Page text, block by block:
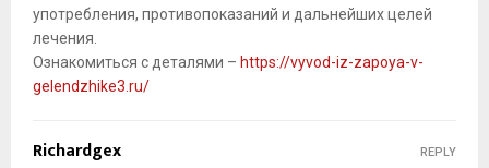
употребления, противопоказаний и дальнейших целей
лечения.
Ознакомиться с деталями – https://vyvod-iz-zapoya-v-
gelendzhike3.ru/
Richardgex REPLY